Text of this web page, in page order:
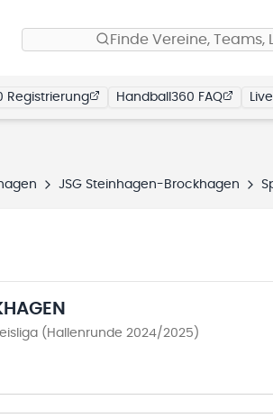
Finde Vereine, Teams,
Registrierung Handball360 FAQ
JSG Steinhagen-Brockhagen
(Hallenrunde 2024/2025)